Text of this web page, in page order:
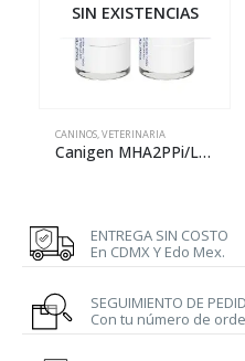
SIN EXISTENCIAS
CANINOS,VETERINARIA
Canigen MHA2PPi/L (Quíntuple)
ENTREGA SIN COSTO
En CDMX Y Edo Mex.
SEGUIMIENTO DE
Con tu número de